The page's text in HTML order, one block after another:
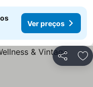
Ver preços
Partilhar